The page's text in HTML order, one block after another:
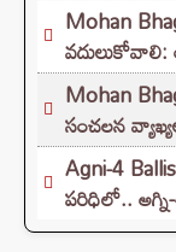
Mohan
వదులుకోవాలి:
Mohan
సంచలన
Agni-4
పరిధిలో..